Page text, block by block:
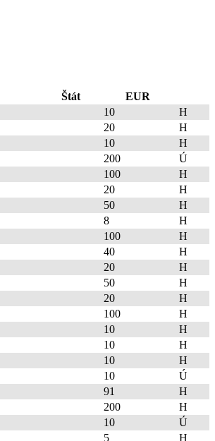
Štát
EUR
10
H
20
H
10
H
200
Ú
100
H
20
H
50
H
8
H
100
H
40
H
20
H
50
H
20
H
100
H
10
H
10
H
10
H
10
Ú
91
H
200
H
10
Ú
5
H